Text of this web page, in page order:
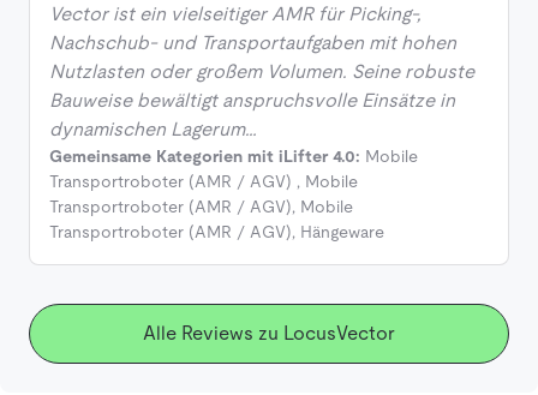
Vector ist ein vielseitiger AMR für Picking-,
Nachschub- und Transportaufgaben mit hohen
Nutzlasten oder großem Volumen. Seine robuste
Bauweise bewältigt anspruchsvolle Einsätze in
dynamischen Lagerum…
Gemeinsame Kategorien mit iLifter 4.0: Mobile
Transportroboter (AMR / AGV) , Mobile
Transportroboter (AMR / AGV), Mobile
Transportroboter (AMR / AGV), Hängeware
Alle Reviews zu LocusVector